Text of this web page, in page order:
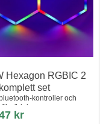
Hexagon RGBIC 2
set
kontroller och
kr